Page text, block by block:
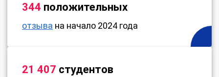
344 положительных
отзыва на начало 2024 года
21 407 студентов